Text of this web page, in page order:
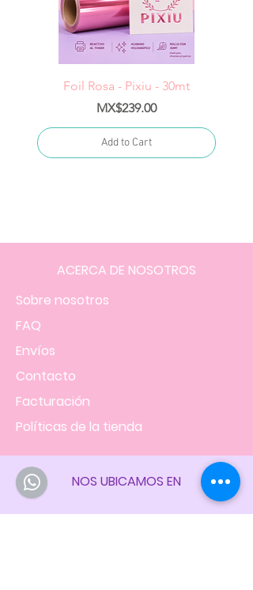
Foil Rosa - Pixiu - 30mt
Price
MX$239.00
Add to Cart
ACERCA DE NOSOTROS
Sobre nosotros
FAQ
Envíos
Contacto
Facturación
Políticas de la tienda
NOS UBICAMOS EN